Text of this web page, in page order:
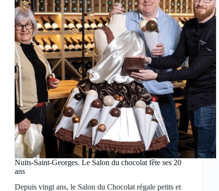
Nuits-Saint-Georges. Le Salon du chocolat fête ses 20
ans
Depuis vingt ans, le Salon du Chocolat régale petits et